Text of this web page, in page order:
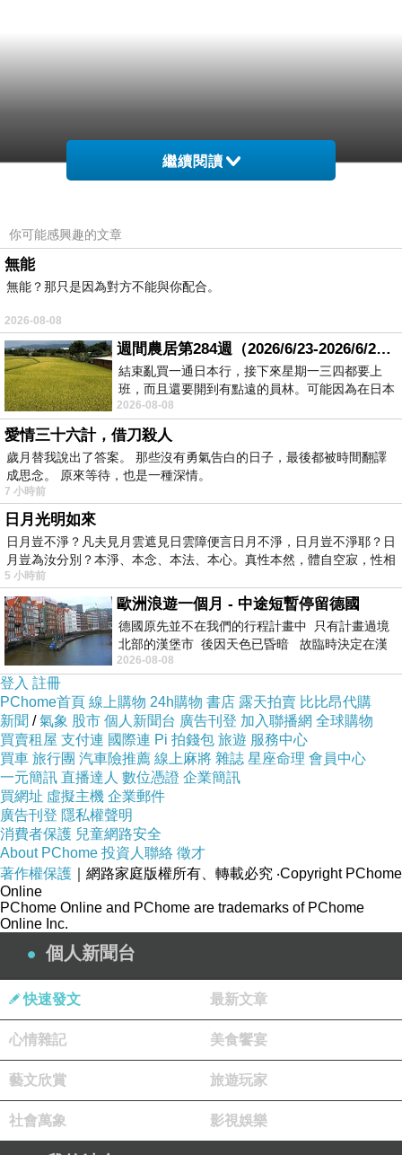
繼續閱讀
你可能感興趣的文章
無能
無能？那只是因為對方不能與你配合。
2026-08-08
週間農居第284週（2026/6/23-2026/6/24) 夏至 金黃稻浪洋溢豐收喜悅
結束亂買一通日本行，接下來星期一三四都要上
班，而且還要開到有點遠的員林。可能因為在日本
花不少錢，星期一出門上班時，心裡沒有一
2026-08-08
愛情三十六計，借刀殺人
歲月替我說出了答案。 那些沒有勇氣告白的日子，最後都被時間翻譯
成思念。 原來等待，也是一種深情。
7 小時前
日月光明如來
日月豈不淨？凡夫見月雲遮見日雲障便言日月不淨，日月豈不淨耶？日
月豈為汝分別？本淨、本念、本法、本心。真性本然，體自空寂，性相
5 小時前
歐洲浪遊一個月 - 中途短暫停留德國
德國原先並不在我們的行程計畫中 只有計畫過境
北部的漢堡市 後因天色已昏暗 故臨時決定在漢
堡市吃晚餐和過夜
2026-08-08
登入 註冊
PChome首頁 線上購物 24h購物 書店 露天拍賣 比比昂代購
新聞 /氣象 股市 個人新聞台 廣告刊登 加入聯播網 全球購物
買賣租屋 支付連 國際連 Pi 拍錢包 旅遊 服務中心
買車 旅行團 汽車險推薦 線上麻將 雜誌 星座命理 會員中心
一元簡訊 直播達人 數位憑證 企業簡訊
買網址 虛擬主機 企業郵件
廣告刊登 隱私權聲明
消費者保護 兒童網路安全
About PChome 投資人聯絡 徵才
著作權保護 ｜網路家庭版權所有、轉載必究 ‧Copyright PChome
Online
PChome Online and PChome are trademarks of PChome
Online Inc.
個人新聞台
快速發文 最新文章
心情雜記 美食饗宴
藝文欣賞 旅遊玩家
社會萬象 影視娛樂